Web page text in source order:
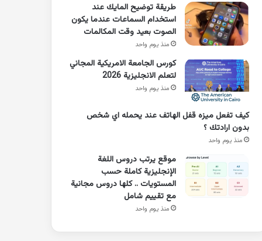
طريقة توضيح المايك عند
استخدام السماعات عندما يكون
الصوت بعيد وقت المكالمات
منذ يوم واحد
كورس الجامعة الامريكية المجاني
لتعلم الانجليزية 2026
منذ يوم واحد
كيف تفعل ميزه قفل الهاتف عند يحمله اي شخص
بدون ارادتك ؟
منذ يوم واحد
موقع يرتب دروس اللغة
الإنجليزية كاملة حسب
المستويات .. كلها دروس مجانية
مع تقييم شامل
منذ يوم واحد